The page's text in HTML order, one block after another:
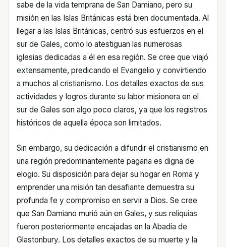
sabe de la vida temprana de San Damiano, pero su
misión en las Islas Británicas está bien documentada. Al
llegar a las Islas Británicas, centró sus esfuerzos en el
sur de Gales, como lo atestiguan las numerosas
iglesias dedicadas a él en esa región. Se cree que viajó
extensamente, predicando el Evangelio y convirtiendo
a muchos al cristianismo. Los detalles exactos de sus
actividades y logros durante su labor misionera en el
sur de Gales son algo poco claros, ya que los registros
históricos de aquella época son limitados.
Sin embargo, su dedicación a difundir el cristianismo en
una región predominantemente pagana es digna de
elogio. Su disposición para dejar su hogar en Roma y
emprender una misión tan desafiante demuestra su
profunda fe y compromiso en servir a Dios. Se cree
que San Damiano murió aún en Gales, y sus reliquias
fueron posteriormente encajadas en la Abadía de
Glastonbury. Los detalles exactos de su muerte y la